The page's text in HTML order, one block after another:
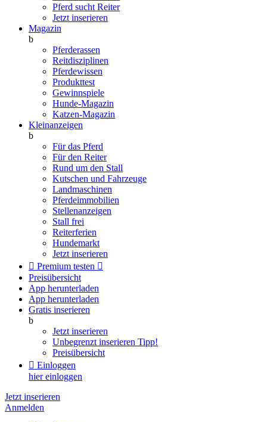
Pferd sucht Reiter
Jetzt inserieren
Magazin
b
Pferderassen
Reitdisziplinen
Pferdewissen
Produkttest
Gewinnspiele
Hunde-Magazin
Katzen-Magazin
Kleinanzeigen
b
Für das Pferd
Für den Reiter
Rund um den Stall
Kutschen und Fahrzeuge
Landmaschinen
Pferdeimmobilien
Stellenanzeigen
Stall frei
Reiterferien
Hundemarkt
Jetzt inserieren
 Premium testen 
Preisübersicht
App herunterladen
App herunterladen
Gratis inserieren
b
Jetzt inserieren
Unbegrenzt inserieren Tipp!
Preisübersicht
 Einloggen
hier einloggen
Jetzt inserieren
Anmelden